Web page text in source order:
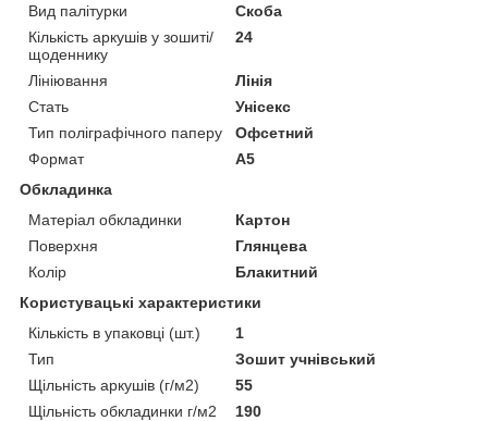
Вид палітурки
Скоба
Кількість аркушів у зошиті/
щоденнику
24
Лініювання
Лінія
Стать
Унісекс
Тип поліграфічного паперу
Офсетний
Формат
A5
Обкладинка
Матеріал обкладинки
Картон
Поверхня
Глянцева
Колір
Блакитний
Користувацькі характеристики
Кількість в упаковці (шт.)
1
Тип
Зошит учнівський
Щільність аркушів (г/м2)
55
Щільність обкладинки г/м2
190